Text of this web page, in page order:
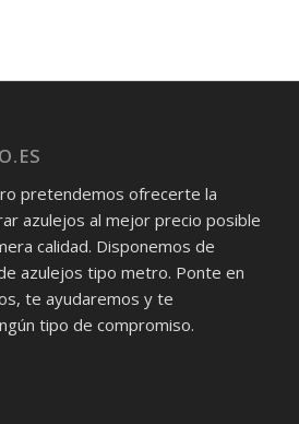
pretendemos ofrecerte la
azulejos al mejor precio posible
calidad. Disponemos de
azulejos tipo metro. Ponte en
te ayudaremos y te
tipo de compromiso.